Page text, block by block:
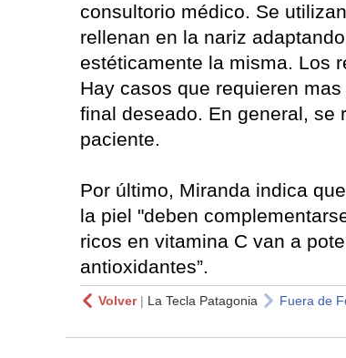
consultorio médico. Se
rellenan en la nariz
estéticamente la misma. Los
Hay casos que requieren
final deseado. En general, se
paciente.
Por último, Miranda indica
la piel "deben
ricos en vitamina C van a
antioxidantes”.
Volver| La Tecla Patagonia Fuera de